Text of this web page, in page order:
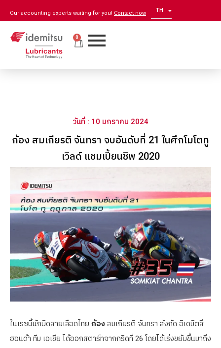
Our accounting experts waiting for you! Contact now TH
EN
0
วันที่ : 10 มกราคม 2024
ก้อง สมเกียรติ จันทรา จบอันดับที่ 21 ในศึกโมโตทู
เวิลด์ แชมเปี้ยนชิพ 2020
ในเรซนี้นักบิดสายเลือดไทย ก้อง สมเกียรติ จันทรา สังกัด อิเดมิตสึ
ฮอนด้า ทีม เอเชีย ได้ออกสตาร์ทจากกริดที่ 26 โดยได้เร่งขยับขึ้นมาถึง